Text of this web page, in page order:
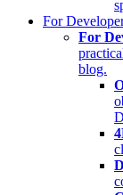
For
For
blog.